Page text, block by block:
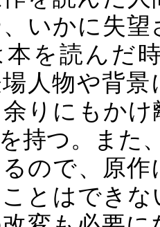
いかに失
を読んだ
人物や背
りにもか
持つ。また
ので、原
とはでき